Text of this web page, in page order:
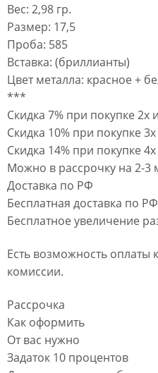
Вес: 2,98 гр.
Размер: 17,5
Проба: 585
Вставка: (бриллианты)
Цвет металла: красное +
***
Скидка 7% при покупке 2х
Скидка 10% при покупке
Скидка 14% при покупке
Можно в рассрочку на 2-3
Доставка по РФ
Бесплатная доставка по
Бесплатное увеличение
Есть возможность оплаты
комиссии.
Рассрочка
Как оформить
От вас нужно
Задаток 10 процентов